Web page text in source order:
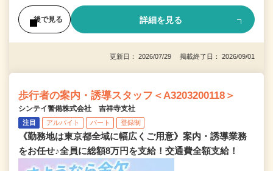
後で見る 詳細を見る
更新日： 2026/07/29 掲載終了日： 2026/09/01
歩行者の案内・誘導スタッフ＜A3203200118＞
シンテイ警備株式会社 吉祥寺支社
注目 アルバイト パート 登録制
《勤務地は東京都全域に幅広くご用意》案内・誘導業務
をお任せ♪全員に総額8万円を支給！交通費全額支給！